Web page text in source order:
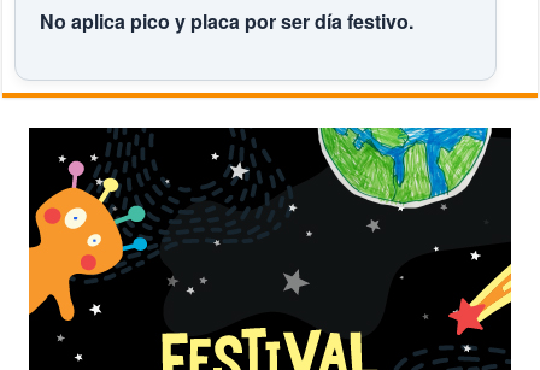
No aplica pico y placa por ser día festivo.